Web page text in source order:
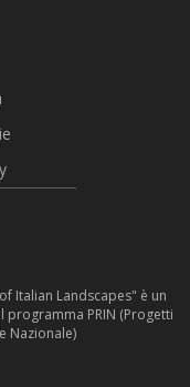
Italian Landscapes" è un
PRIN (Progetti
Nazionale)